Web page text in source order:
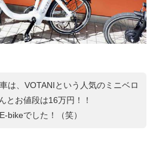
は、VOTANIという人気のミニベロ
とお値段は16万円！！
bikeでした！（笑）